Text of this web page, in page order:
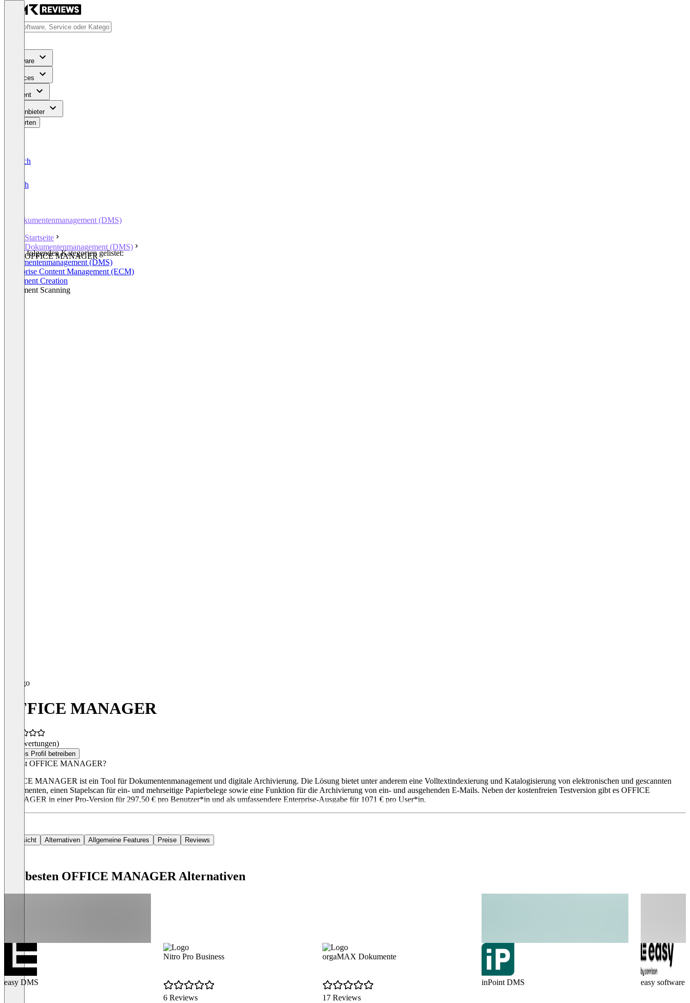
Software
Services
Content
Für Anbieter
Bewerten
Deutsch
English
Dokumentenmanagement (DMS)
Startseite
Dokumentenmanagement (DMS)
OFFICE MANAGER
In den folgenden Kategorien gelistet:
Dokumentenmanagement (DMS)
Enterprise Content Management (ECM)
Document Creation
Document Scanning
OFFICE MANAGER
(0 Bewertungen)
Dieses Profil betreiben
Was ist OFFICE MANAGER?
OFFICE MANAGER ist ein Tool für Dokumentenmanagement und digitale Archivierung. Die Lösung bietet unter anderem eine Volltextindexierung und Katalogisierung von elektronischen und gescannten
Dokumenten, einen Stapelscan für ein- und mehrseitige Papierbelege sowie eine Funktion für die Archivierung von ein- und ausgehenden E-Mails. Neben der kostenfreien Testversion gibt es OFFICE
MANAGER in einer Pro-Version für 297,50 € pro Benutzer*in und als umfassendere Enterprise-Ausgabe für 1071 € pro User*in.
Übersicht Alternativen Allgemeine Features Preise Reviews
Die besten OFFICE MANAGER Alternativen
easy DMS
Nitro Pro Business
6 Reviews
orgaMAX Dokumente
17 Reviews
inPoint DMS easy software